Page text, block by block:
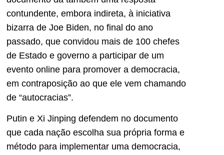
contundente, embora indireta, à iniciativa
bizarra de Joe Biden, no final do ano
passado, que convidou mais de 100 chefes
de Estado e governo a participar de um
evento online para promover a democracia,
em contraposição ao que ele vem chamando
de “autocracias”.
Putin e Xi Jinping defendem no documento
que cada nação escolha sua própria forma e
método para implementar uma democracia,